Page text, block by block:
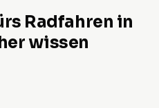
Radfahren in
wissen